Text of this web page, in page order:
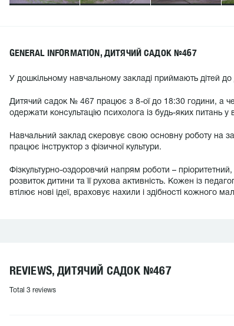
GENERAL INFORMATION, ДИТЯЧИЙ САДОК №467
У дошкільному навчальному закладі приймають дітей до
Дитячий садок № 467 працює з 8-ої до 18:30 години, а
одержати консультацію психолога із будь-яких питань у
Навчальний заклад скеровує свою основну роботу на
працює інструктор з фізичної культури.
Фізкультурно-оздоровчий напрям роботи –
розвиток дитини та її рухова активність. Кожен із
втілює нові ідеї, враховує нахили і здібності кожного
REVIEWS, ДИТЯЧИЙ САДОК №467
Total 3 reviews